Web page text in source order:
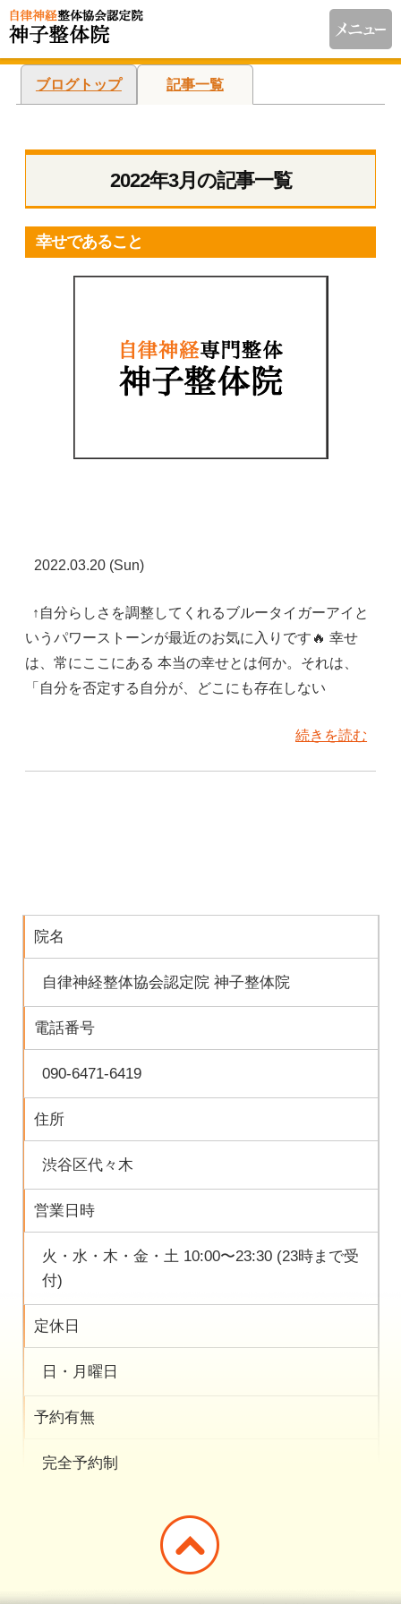
ブログトップ 記事一覧
2022年3月の記事一覧
幸せであること
2022.03.20 (Sun)
↑自分らしさを調整してくれるブルータイガーアイと
いうパワーストーンが最近のお気に入りです🔥 幸せ
は、常にここにある 本当の幸せとは何か。それは、
「自分を否定する自分が、どこにも存在しない
続きを読む
院名
自律神経整体協会認定院 神子整体院
電話番号
090-6471-6419
住所
渋谷区代々木
営業日時
火・水・木・金・土 10:00〜23:30 (23時まで受
付)
定休日
日・月曜日
予約有無
完全予約制